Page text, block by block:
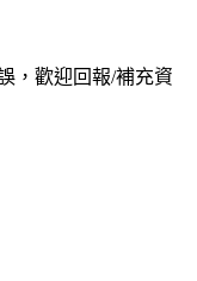
，歡迎回報/補充資